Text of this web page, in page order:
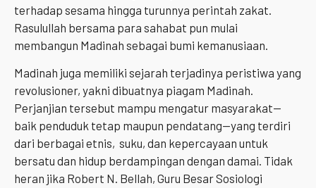
terhadap sesama hingga turunnya perintah zakat.
Rasulullah bersama para sahabat pun mulai
membangun Madinah sebagai bumi kemanusiaan.
Madinah juga memiliki sejarah terjadinya peristiwa yang
revolusioner, yakni dibuatnya piagam Madinah.
Perjanjian tersebut mampu mengatur masyarakat—
baik penduduk tetap maupun pendatang—yang terdiri
dari berbagai etnis, suku, dan kepercayaan untuk
bersatu dan hidup berdampingan dengan damai. Tidak
heran jika Robert N. Bellah, Guru Besar Sosiologi